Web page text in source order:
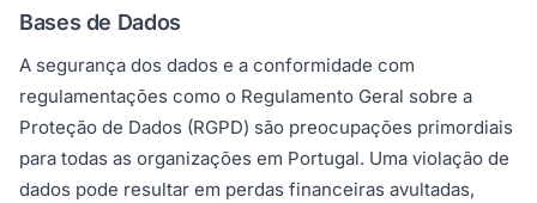
Bases de Dados
A segurança dos dados e a conformidade com
regulamentações como o Regulamento Geral sobre a
Proteção de Dados (RGPD) são preocupações primordiais
para todas as organizações em Portugal. Uma violação de
dados pode resultar em perdas financeiras avultadas,